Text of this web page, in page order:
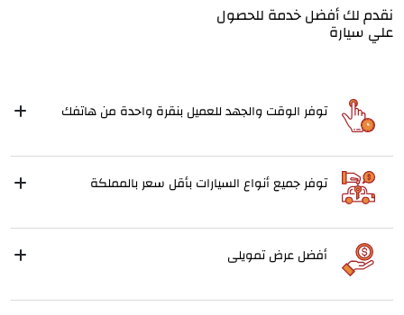
نقدم لك أفضل خدمة للحصول
علي سيارة
توفر الوقت والجهد للعميل بنقرة واحدة من هاتفك
توفر جميع أنواع السيارات بأقل سعر بالمملكة
أفضل عرض تمويلى